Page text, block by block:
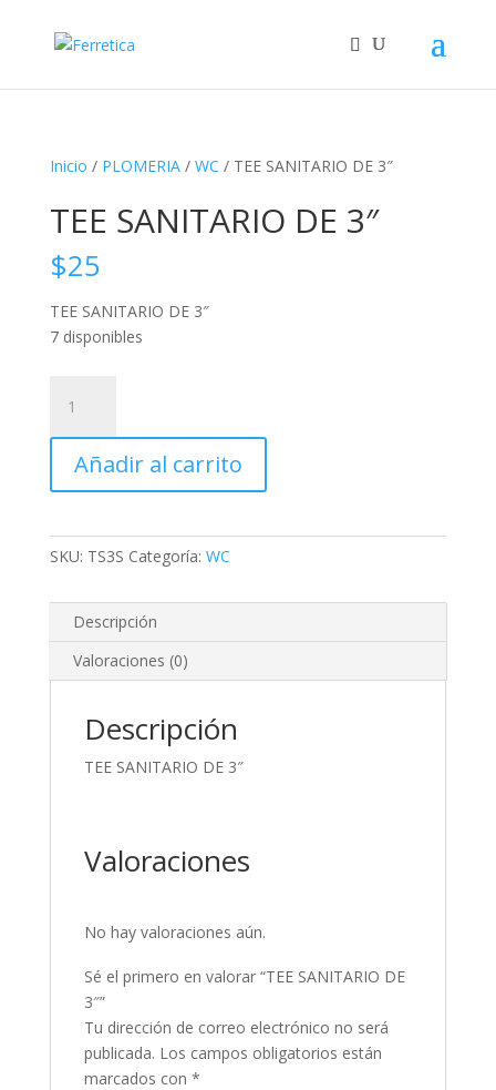
Inicio / PLOMERIA/ WC / TEE SANITARIO DE 3″
TEE SANITARIO DE 3″
$25
TEE SANITARIO DE 3″
7 disponibles
SANITARIO
DE
cantidad
Añadir al carrito
SKU: TS3S Categoría: WC
Descripción
Valoraciones (0)
Descripción
TEE SANITARIO DE 3″
Valoraciones
No hay valoraciones aún.
Sé el primero en valorar “TEE SANITARIO DE
3″”
Tu dirección de correo electrónico no será
publicada. Los campos obligatorios están
marcados con *